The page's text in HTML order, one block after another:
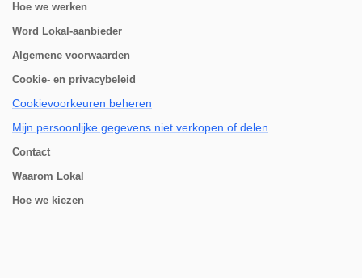
Hoe we werken
Word Lokal-aanbieder
Algemene voorwaarden
Cookie- en privacybeleid
Cookievoorkeuren beheren
Mijn persoonlijke gegevens niet verkopen of delen
Contact
Waarom Lokal
Hoe we kiezen